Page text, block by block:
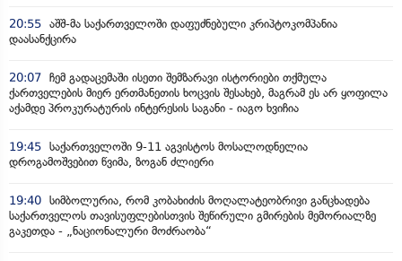
20:55 აშშ-მა საქართველოში დაფუძნებული კრიპტოკომპანია
დაასანქცირა
20:07 ჩემ გადაცემაში ისეთი შემზარავი ისტორიები თქმულა
ქართველების მიერ ერთმანეთის ხოცვის შესახებ, მაგრამ ეს არ ყოფილა
აქამდე პროკურატურის ინტერესის საგანი - იაგო ხვიჩია
19:45 საქართველოში 9-11 აგვისტოს მოსალოდნელია
დროგამოშვებით წვიმა, ზოგან ძლიერი
19:40 სიმბოლურია, რომ კობახიძის მოღალატეობრივი განცხადება
საქართველოს თავისუფლებისთვის შეწირული გმირების მემორიალზე
გაკეთდა - „ნაციონალური მოძრაობა“